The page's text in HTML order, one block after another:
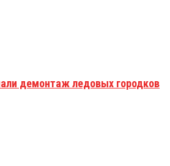
демонтаж ледовых городков